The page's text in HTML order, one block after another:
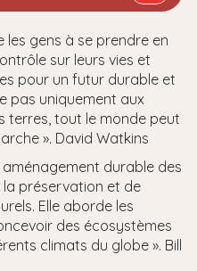
les gens à se prendre en
sur leurs vies et
pour un futur durable et
pas uniquement aux
terres, tout le monde peut
». David Watkins
aménagement durable des
la préservation et de
Elle aborde les
des écosystèmes
climats du globe ». Bill